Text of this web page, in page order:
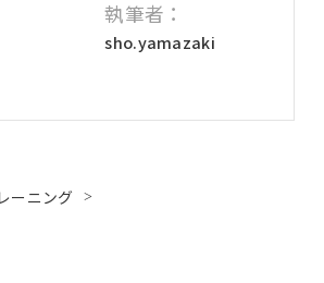
執筆者：
sho.yamazaki
ーニング